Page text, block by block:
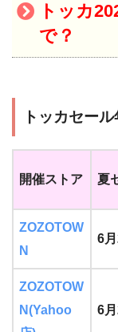
トッカ
で？
トッカセー
開催ストア 夏
ZOZOTOW
N
6
ZOZOTOW
N(Yahoo
6